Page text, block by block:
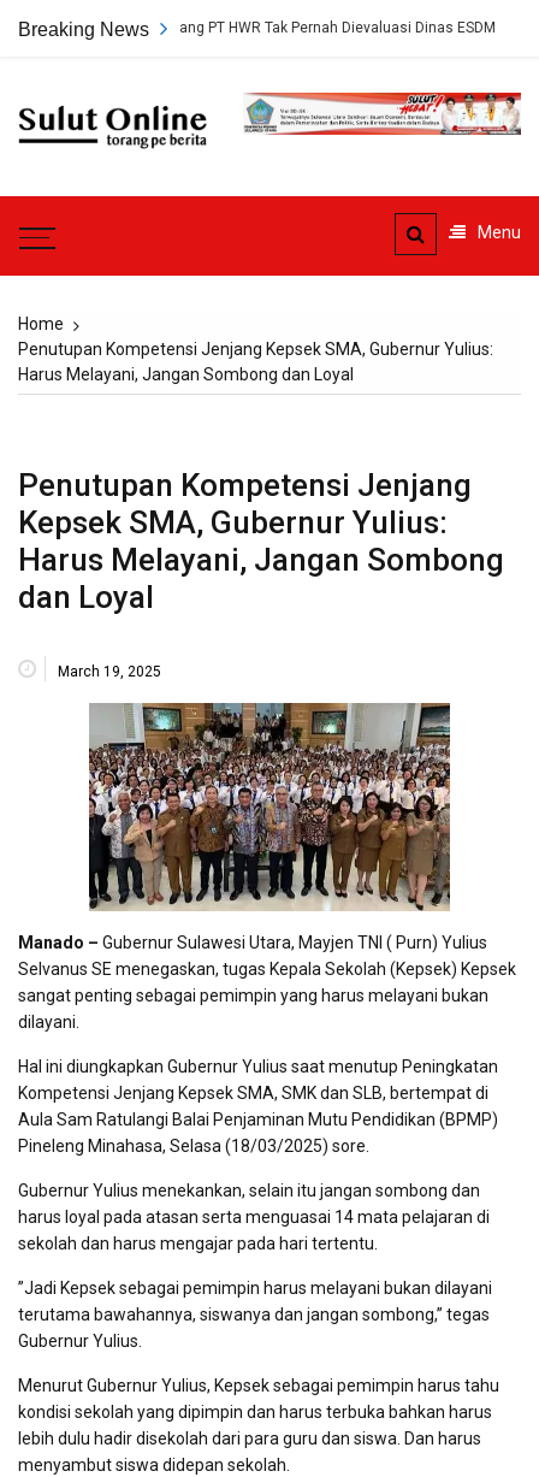
Breaking News
Tambang PT HWR Tak Pernah Dievaluasi Dinas ESDM
Sulut
Menu
Home
Penutupan Kompetensi Jenjang Kepsek SMA, Gubernur Yulius:
Harus Melayani, Jangan Sombong dan Loyal
Penutupan Kompetensi Jenjang
Kepsek SMA, Gubernur Yulius:
Harus Melayani, Jangan Sombong
dan Loyal
March 19, 2025
Manado – Gubernur Sulawesi Utara, Mayjen TNI ( Purn) Yulius
Selvanus SE menegaskan, tugas Kepala Sekolah (Kepsek) Kepsek
sangat penting sebagai pemimpin yang harus melayani bukan
dilayani.
Hal ini diungkapkan Gubernur Yulius saat menutup Peningkatan
Kompetensi Jenjang Kepsek SMA, SMK dan SLB, bertempat di
Aula Sam Ratulangi Balai Penjaminan Mutu Pendidikan (BPMP)
Pineleng Minahasa, Selasa (18/03/2025) sore.
Gubernur Yulius menekankan, selain itu jangan sombong dan
harus loyal pada atasan serta menguasai 14 mata pelajaran di
sekolah dan harus mengajar pada hari tertentu.
”Jadi Kepsek sebagai pemimpin harus melayani bukan dilayani
terutama bawahannya, siswanya dan jangan sombong,” tegas
Gubernur Yulius.
Menurut Gubernur Yulius, Kepsek sebagai pemimpin harus tahu
kondisi sekolah yang dipimpin dan harus terbuka bahkan harus
lebih dulu hadir disekolah dari para guru dan siswa. Dan harus
menyambut siswa didepan sekolah.